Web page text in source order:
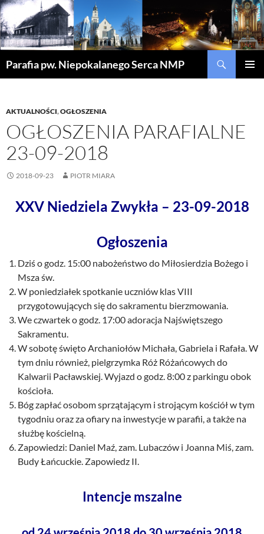
Parafia pw. Niepokalanego Serca NMP
AKTUALNOŚCI,OGŁOSZENIA
OGŁOSZENIA PARAFIALNE
23-09-2018
2018-09-23 PIOTR MIARA
XXV Niedziela Zwykła – 23-09-2018
Ogłoszenia
Dziś o godz. 15:00 nabożeństwo do Miłosierdzia Bożego i
Msza św.
W poniedziałek spotkanie uczniów klas VIII
przygotowujących się do sakramentu bierzmowania.
We czwartek o godz. 17:00 adoracja Najświętszego
Sakramentu.
W sobotę święto Archaniołów Michała, Gabriela i Rafała. W
tym dniu również, pielgrzymka Róż Różańcowych do
Kalwarii Pacławskiej. Wyjazd o godz. 8:00 z parkingu obok
kościoła.
Bóg zapłać osobom sprzątającym i strojącym kościół w tym
tygodniu oraz za ofiary na inwestycje w parafii, a także na
służbę kościelną.
Zapowiedzi: Daniel Maź, zam. Lubaczów i Joanna Miś, zam.
Budy Łańcuckie. Zapowiedz II.
Intencje mszalne